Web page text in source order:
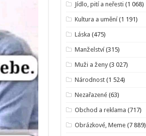
Jídlo, pití a neřesti (1 068)
Kultura a umění(1 191)
Láska (475)
Manželství(315)
Muži a ženy (3 027)
Národnost (1 524)
Nezařazené (63)
Obchod a reklama (717)
Obrázkové, Meme (7 889)